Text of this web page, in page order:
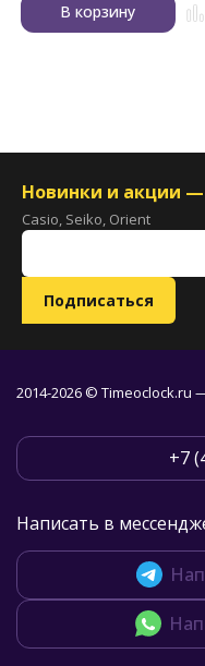
В корзину
Новинки и акции
Casio, Seiko, Orient
2014-2026 © Timeoclock.ru
+7
Написать в